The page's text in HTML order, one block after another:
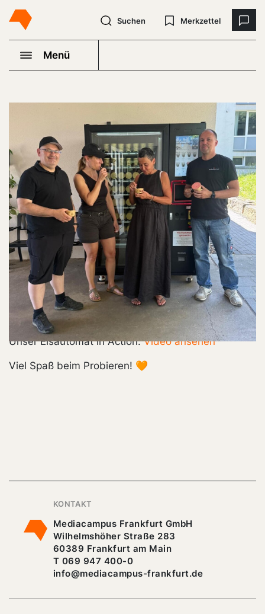
Suchen Merkzettel
Menü
Eisdiele am Mediacampus?!
Manchmal sind es die kleinen Dinge, die den Tag
besser machen: Ab sofort steht bei uns auf dem
Campus ein Eisautomat!🍦
Ob zwischen zwei Seminar-Einheiten, nach dem
Unterricht oder einfach für eine kurze Pause –
unser neues Teammitglied sorgt schnell für
Erfrischung und macht nicht nur unsere Gäste und
Teilnehmenden happy, sondern das gesamte
Campus-Team. Im Angebot gibt’s eine bunte
Auswahl an Eissorten, von Mango, Pistazie und
Schoko bis Spaghetti- oder Schlumpfeis. Natürlich
inklusive veganer Optionen.
Unser Eisautomat in Action:Video ansehen
Viel Spaß beim Probieren! 🧡
KONTAKT
Mediacampus Frankfurt GmbH
Wilhelmshöher Straße 283
60389 Frankfurt am Main
T 069 947 400-0
info@mediacampus-frankfurt.de